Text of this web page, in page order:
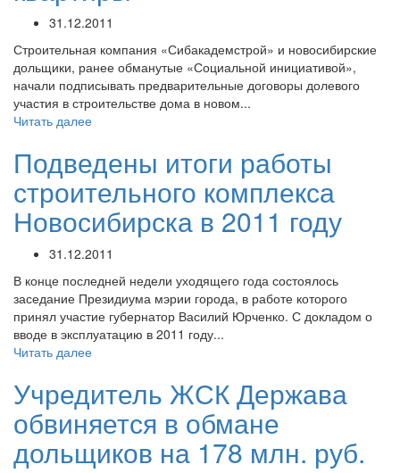
31.12.2011
Строительная компания «Сибакадемстрой» и новосибирские
дольщики, ранее обманутые «Социальной инициативой»,
начали подписывать предварительные договоры долевого
участия в строительстве дома в новом...
Читать далее
Подведены итоги работы
строительного комплекса
Новосибирска в 2011 году
31.12.2011
В конце последней недели уходящего года состоялось
заседание Президиума мэрии города, в работе которого
принял участие губернатор Василий Юрченко. С докладом о
вводе в эксплуатацию в 2011 году...
Читать далее
Учредитель ЖСК Держава
обвиняется в обмане
дольщиков на 178 млн. руб.